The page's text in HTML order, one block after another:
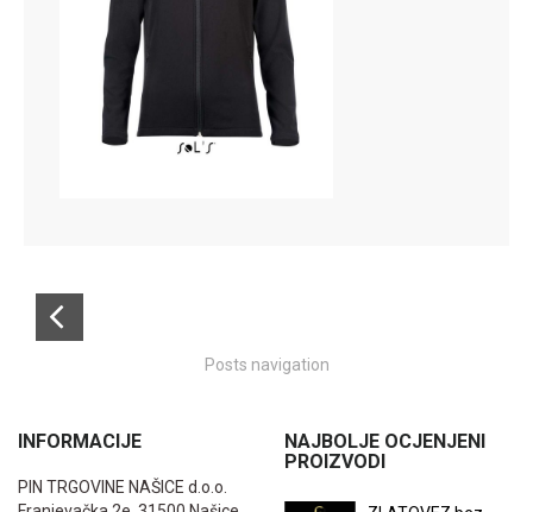
Posts navigation
INFORMACIJE
PIN TRGOVINE NAŠICE d.o.o.
NAJBOLJE OCJENJENI
PROIZVODI